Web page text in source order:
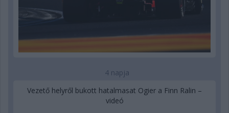
4 napja
Vezető helyről bukott hatalmasat Ogier a Finn Ralin –
videó